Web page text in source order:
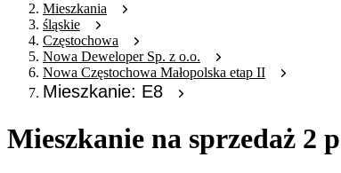
Mieszkania
śląskie
Częstochowa
Nowa Deweloper Sp. z o.o.
Nowa Częstochowa Małopolska etap II
Mieszkanie: E8
Mieszkanie na sprzedaż 2